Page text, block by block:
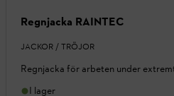
Regnjacka RAINTEC
JACKOR / TRÖJOR
Regnjacka för arbeten under
I lager